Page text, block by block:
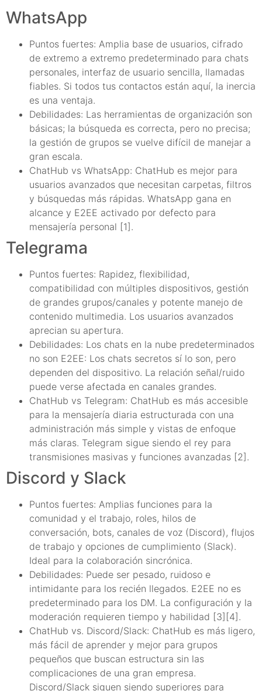
WhatsApp
Puntos fuertes: Amplia base de usuarios, cifrado
de extremo a extremo predeterminado para chats
personales, interfaz de usuario sencilla, llamadas
fiables. Si todos tus contactos están aquí, la inercia
es una ventaja.
Debilidades: Las herramientas de organización son
básicas; la búsqueda es correcta, pero no precisa;
la gestión de grupos se vuelve difícil de manejar a
gran escala.
ChatHub vs WhatsApp: ChatHub es mejor para
usuarios avanzados que necesitan carpetas, filtros
y búsquedas más rápidas. WhatsApp gana en
alcance y E2EE activado por defecto para
mensajería personal [1].
Telegrama
Puntos fuertes: Rapidez, flexibilidad,
compatibilidad con múltiples dispositivos, gestión
de grandes grupos/canales y potente manejo de
contenido multimedia. Los usuarios avanzados
aprecian su apertura.
Debilidades: Los chats en la nube predeterminados
no son E2EE: Los chats secretos sí lo son, pero
dependen del dispositivo. La relación señal/ruido
puede verse afectada en canales grandes.
ChatHub vs Telegram: ChatHub es más accesible
para la mensajería diaria estructurada con una
administración más simple y vistas de enfoque
más claras. Telegram sigue siendo el rey para
transmisiones masivas y funciones avanzadas [2].
Discord y Slack
Puntos fuertes: Amplias funciones para la
comunidad y el trabajo, roles, hilos de
conversación, bots, canales de voz (Discord), flujos
de trabajo y opciones de cumplimiento (Slack).
Ideal para la colaboración sincrónica.
Debilidades: Puede ser pesado, ruidoso e
intimidante para los recién llegados. E2EE no es
predeterminado para los DM. La configuración y la
moderación requieren tiempo y habilidad [3][4].
ChatHub vs. Discord/Slack: ChatHub es más ligero,
más fácil de aprender y mejor para grupos
pequeños que buscan estructura sin las
complicaciones de una gran empresa.
Discord/Slack siguen siendo superiores para